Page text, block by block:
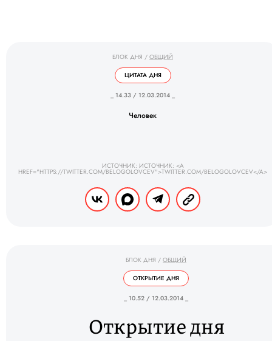
БЛОК ДНЯ / ОБЩИЙ
ЦИТАТА ДНЯ
_ 14.33 / 12.03.2014 _
Человек
ИСТОЧНИК: ИСТОЧНИК: <A
HREF="HTTPS://TWITTER.COM/BELOGOLOVCEV">TWITTER.COM/BELOGOLOVCEV</A>
БЛОК ДНЯ / ОБЩИЙ
ОТКРЫТИЕ ДНЯ
_ 10.52 / 12.03.2014 _
Открытие дня